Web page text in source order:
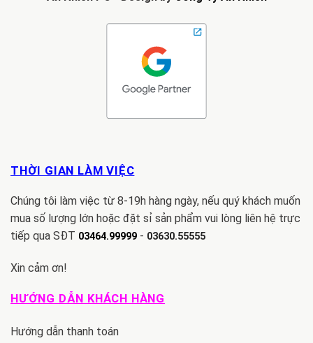
THỜI GIAN LÀM VIỆC
Chúng tôi làm việc từ 8-19h hàng ngày, nếu quý khách muốn
mua số lượng lớn hoặc đặt sỉ sản phẩm vui lòng liên hệ trực
tiếp qua SĐT 03464.99999 - 03630.55555
Xin cảm ơn!
HƯỚNG DẪN KHÁCH HÀNG
Hướng dẫn thanh toán